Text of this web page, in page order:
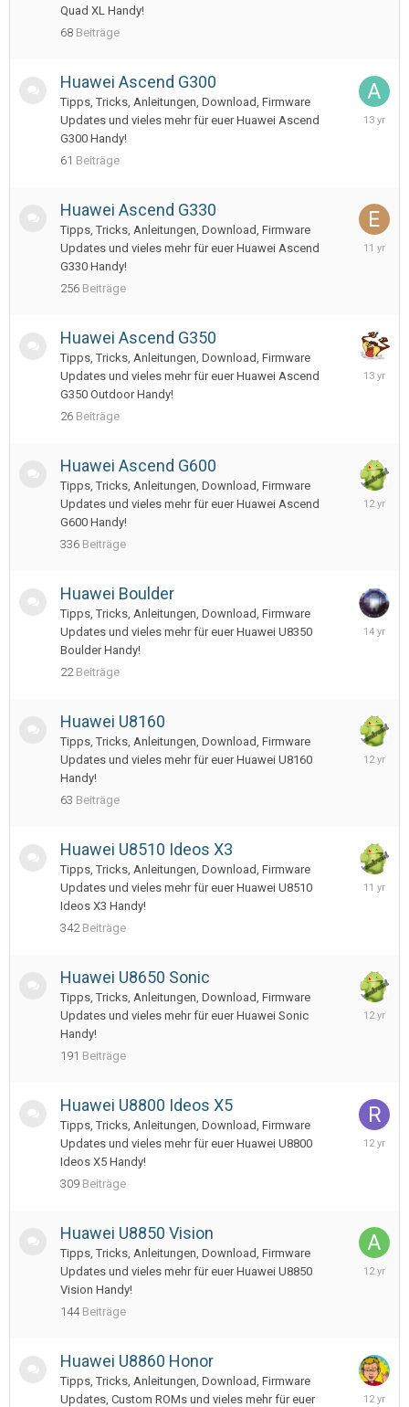
Quad XL Handy!
68 Beiträge
Huawei Ascend G300
Tipps, Tricks, Anleitungen, Download, Firmware
Updates und vieles mehr für euer Huawei Ascend
G300 Handy!
61 Beiträge
June
Huawei Ascend G330
Tipps, Tricks, Anleitungen, Download, Firmware
Updates und vieles mehr für euer Huawei Ascend
G330 Handy!
256 Beiträge
May
Huawei Ascend G350
Tipps, Tricks, Anleitungen, Download, Firmware
Updates und vieles mehr für euer Huawei Ascend
G350 Outdoor Handy!
26 Beiträge
February
Huawei Ascend G600
Tipps, Tricks, Anleitungen, Download, Firmware
Updates und vieles mehr für euer Huawei Ascend
G600 Handy!
336 Beiträge
April
Huawei Boulder
Tipps, Tricks, Anleitungen, Download, Firmware
Updates und vieles mehr für euer Huawei U8350
Boulder Handy!
22 Beiträge
July
Huawei U8160
Tipps, Tricks, Anleitungen, Download, Firmware
Updates und vieles mehr für euer Huawei U8160
Handy!
63 Beiträge
February
Huawei U8510 Ideos X3
Tipps, Tricks, Anleitungen, Download, Firmware
Updates und vieles mehr für euer Huawei U8510
Ideos X3 Handy!
342 Beiträge
Huawei U8650 Sonic
Tipps, Tricks, Anleitungen, Download, Firmware
Updates und vieles mehr für euer Huawei Sonic
Handy!
191 Beiträge
February
Huawei U8800 Ideos X5
Tipps, Tricks, Anleitungen, Download, Firmware
Updates und vieles mehr für euer Huawei U8800
Ideos X5 Handy!
309 Beiträge
June
Huawei U8850 Vision
Tipps, Tricks, Anleitungen, Download, Firmware
Updates und vieles mehr für euer Huawei U8850
Vision Handy!
144 Beiträge
June
Huawei U8860 Honor
Tipps, Tricks, Anleitungen, Download, Firmware
Updates, Custom ROMs und vieles mehr für euer
August